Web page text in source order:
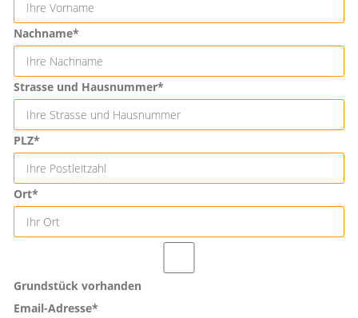
Nachname*
Strasse und Hausnummer*
PLZ*
Ort*
Grundstück vorhanden
Email-Adresse*